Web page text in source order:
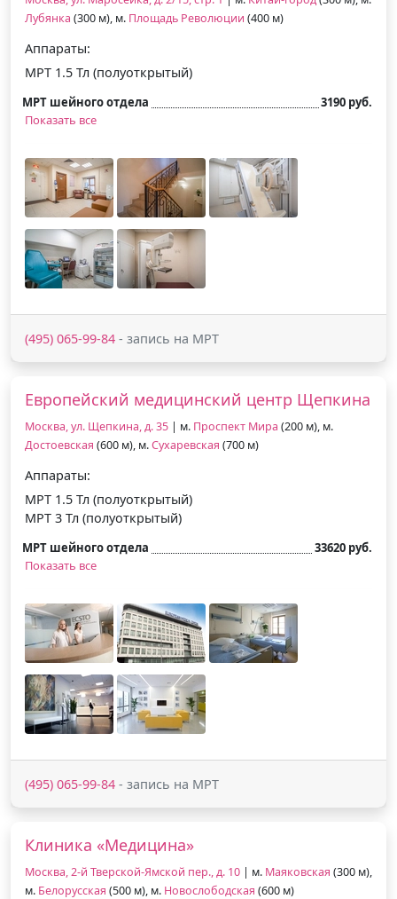
Лубянка (300 м), м. Площадь Революции (400 м)
Аппараты:
МРТ 1.5 Тл (полуоткрытый)
МРТ шейного отдела
3190 руб.
Показать все
(495) 065-99-84 - запись на МРТ
Европейский медицинский центр Щепкина
Москва, ул. Щепкина, д. 35 | м. Проспект Мира (200 м), м.
Достоевская (600 м), м.Сухаревская (700 м)
Аппараты:
МРТ 1.5 Тл (полуоткрытый)
МРТ 3 Тл (полуоткрытый)
МРТ шейного отдела
33620 руб.
Показать все
(495) 065-99-84 - запись на МРТ
Клиника «Медицина»
Москва, 2-й Тверской-Ямской пер., д. 10 | м. Маяковская (300 м),
м. Белорусская (500 м), м. Новослободская (600 м)